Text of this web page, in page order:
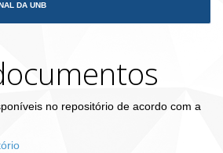
DA UNB
no repositório de acordo com a